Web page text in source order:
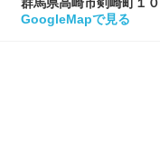
GoogleMapで見る